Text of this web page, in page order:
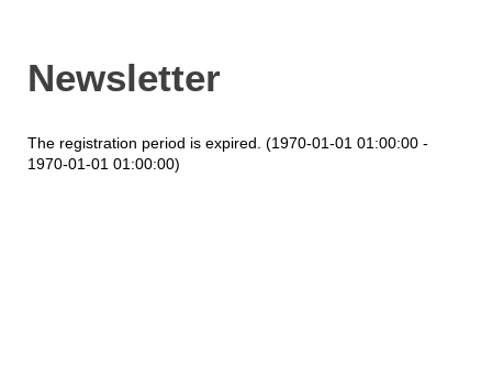
Newsletter
The registration period is expired. (1970-01-01 01:00:00 -
1970-01-01 01:00:00)